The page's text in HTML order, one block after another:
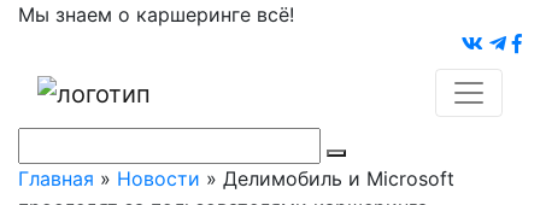
Мы знаем о каршеринге всё!
Главная » Новости » Делимобиль и Microsoft